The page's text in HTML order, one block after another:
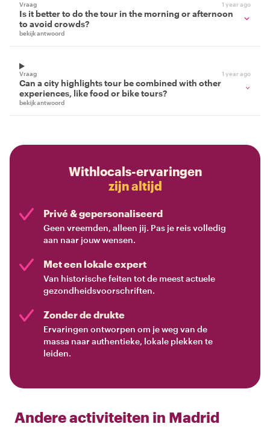
Vraag 1 year ago
Is it better to do the tour in the morning or afternoon
to avoid crowds?
bekijk antwoord
Vraag 1 year ago
Can a city highlights tour be combined with other
experiences, like food or bike tours?
bekijk antwoord
Withlocals-ervaringen
zijn altijd
Privé & gepersonaliseerd
Geen vreemden, alleen jij. Pas je reis volledig
aan naar jouw wensen.
Met een lokale expert
Van historische feiten tot de meest actuele
gezondheidsvoorschriften.
Zonder de drukte
Ervaringen ontworpen om je weg van de
massa naar authentieke, lokale plekken te
leiden.
Andere activiteiten in Madrid